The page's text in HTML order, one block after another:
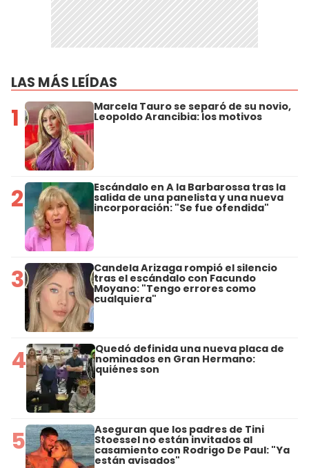
LAS MÁS LEÍDAS
1 Marcela Tauro se separó de su novio,
Leopoldo Arancibia: los motivos
2 Escándalo en A la Barbarossa tras la
salida de una panelista y una nueva
incorporación: "Se fue ofendida"
3 Candela Arizaga rompió el silencio
tras el escándalo con Facundo
Moyano: "Tengo errores como
cualquiera"
4 Quedó definida una nueva placa de
nominados en Gran Hermano:
quiénes son
5 Aseguran que los padres de Tini
Stoessel no están invitados al
casamiento con Rodrigo De Paul: "Ya
están avisados"